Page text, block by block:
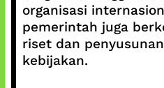
organisasi
pemerintah juga
riset dan
kebijakan.